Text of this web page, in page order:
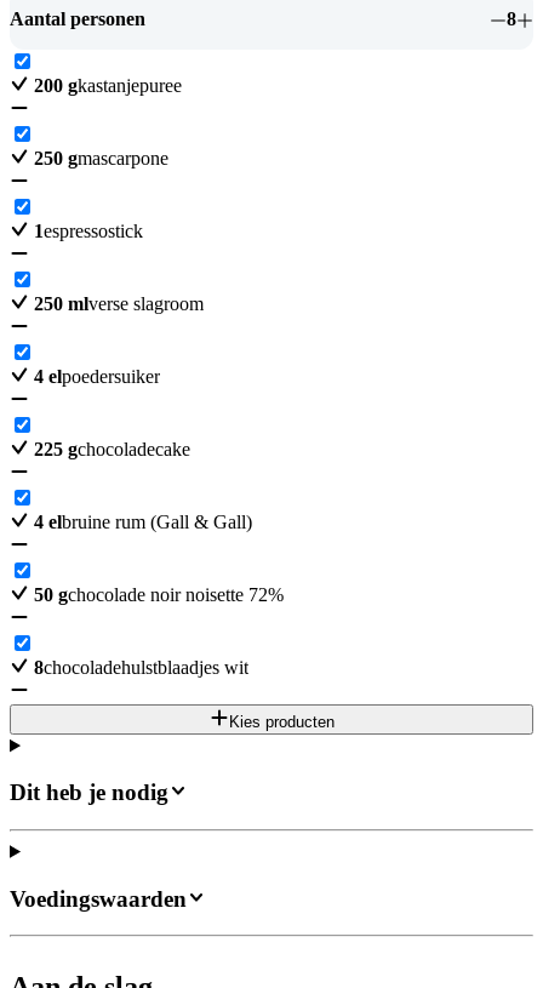
Aantal personen 8
200 gkastanjepuree
250 gmascarpone
1espressostick
250 mlverse slagroom
4 elpoedersuiker
225 gchocoladecake
4 elbruine rum (Gall & Gall)
50 gchocolade noir noisette 72%
8chocoladehulstblaadjes wit
Kies producten
Dit heb je nodig
Voedingswaarden